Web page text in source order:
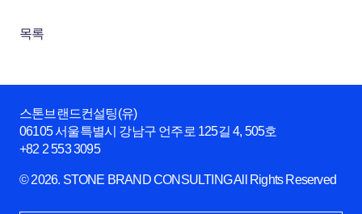
목록
스톤브랜드컨설팅(유)
06105 서울특별시 강남구 언주로 125길 4, 505호
+82 2 553 3095
© 2026. STONE BRAND CONSULTING All Rights Reserved